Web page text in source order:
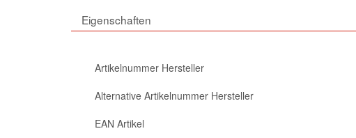
Eigenschaften
Artikelnummer Hersteller
Alternative Artikelnummer Hersteller
EAN Artikel